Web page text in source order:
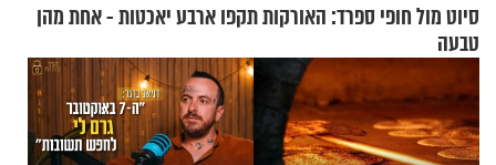
סיוט מול חופי ספרד: האורקות תקפו ארבע יאכטות - אחת מהן
טבעה